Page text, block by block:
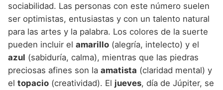
sociabilidad. Las personas con este número suelen
ser optimistas, entusiastas y con un talento natural
para las artes y la palabra. Los colores de la suerte
pueden incluir el amarillo (alegría, intelecto) y el
azul (sabiduría, calma), mientras que las piedras
preciosas afines son la amatista (claridad mental) y
el topacio (creatividad). El jueves, día de Júpiter, se